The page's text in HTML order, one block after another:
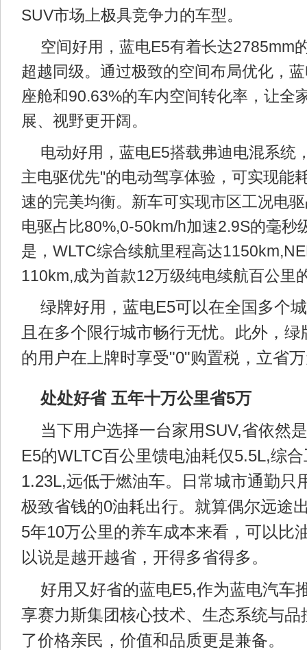
SUV市场上极具竞争力的车型。
空间好用，蓝电E5有着长达2785mm
超越同级。通过极致的空间布局优化，
座舱和90.63%的车内空间转化率，让全
展、视野更开阔。
电动好用，蓝电E5搭载弗迪电混系统
主电驱优先"的电动驾享体验，可实现能
速的完美均衡。新车可实现市区工况电
电驱占比80%,0-50km/h加速2.9S的毫秒
是，WLTC综合续航里程高达
110km,成为首款12万级纯电续航百公里
绿牌好用，蓝电E5可以在全国多个
且在多个限行城市畅行无忧。此外，
的用户在上牌时享受"0"购置税，立省
处处好省 五年十万公里省5万
当下用户选择一台家用SUV,省依然
E5的WLTC百公里馈电油耗仅5.5L,综
1.23L,远低于燃油车。日常城市通勤只
极致省钱的0油耗出行。就算偶尔远途
5年10万公里的养车成本来看，可以比
以说是越开越省，开得多省得多。
好用又好省的蓝电E5,作为蓝电汽车
享赛力斯集团核心技术、生态系统与品
了价格亲民，价值和品质更是兼备。